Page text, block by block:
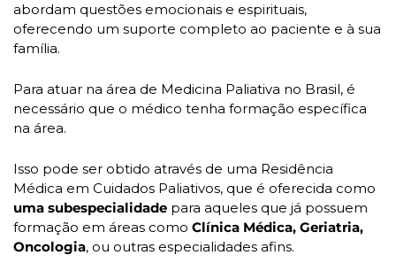
abordam questões emocionais e espirituais,
oferecendo um suporte completo ao paciente e à sua
família.
Para atuar na área de Medicina Paliativa no Brasil, é
necessário que o médico tenha formação específica
na área.
Isso pode ser obtido através de uma Residência
Médica em Cuidados Paliativos, que é oferecida como
uma subespecialidade para aqueles que já possuem
formação em áreas como Clínica Médica, Geriatria,
Oncologia, ou outras especialidades afins.